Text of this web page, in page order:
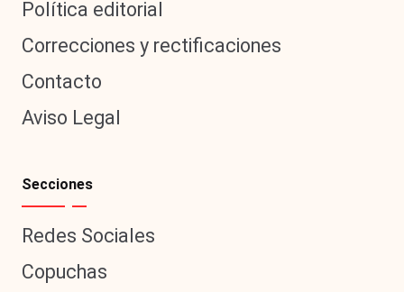
Política editorial
Correcciones y rectificaciones
Contacto
Aviso Legal
Secciones
Redes Sociales
Copuchas